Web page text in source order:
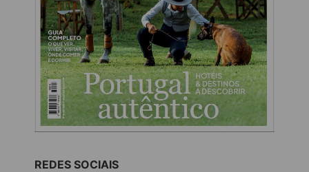
REDES SOCIAIS